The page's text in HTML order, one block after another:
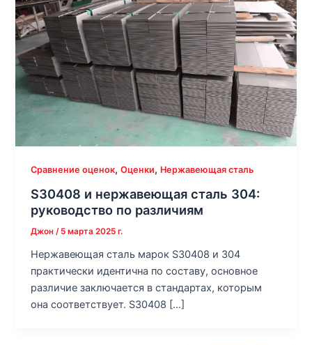
Сравнение оценок,Оценки, Нержавеющая сталь
S30408 и нержавеющая сталь 304:
руководство по различиям
Джон/ 5 марта 2025 г.
Нержавеющая сталь марок S30408 и 304
практически идентична по составу, основное
различие заключается в стандартах, которым
она соответствует. S30408 […]